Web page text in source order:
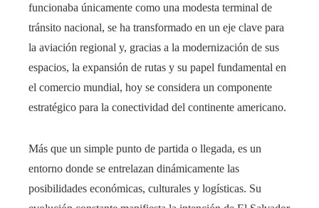
funcionaba únicamente como una modesta terminal de
tránsito nacional, se ha transformado en un eje clave para
la aviación regional y, gracias a la modernización de sus
espacios, la expansión de rutas y su papel fundamental en
el comercio mundial, hoy se considera un componente
estratégico para la conectividad del continente americano.
Más que un simple punto de partida o llegada, es un
entorno donde se entrelazan dinámicamente las
posibilidades económicas, culturales y logísticas. Su